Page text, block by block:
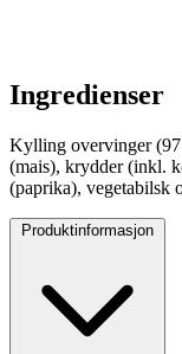
Ingredienser
Kylling overvinger (97
(mais), krydder (inkl.
(paprika), vegetabilsk
Produktinformasjon